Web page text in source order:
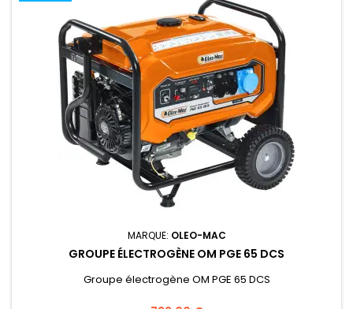
MARQUE: OLEO-MAC
GROUPE ÉLECTROGÈNE OM PGE 65 DCS
Groupe électrogène OM PGE 65 DCS